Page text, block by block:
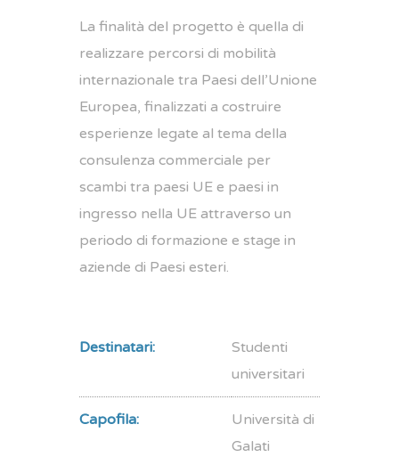
La finalità del progetto è quella di
realizzare percorsi di mobilità
internazionale tra Paesi dell’Unione
Europea, finalizzati a costruire
esperienze legate al tema della
consulenza commerciale per
scambi tra paesi UE e paesi in
ingresso nella UE attraverso un
periodo di formazione e stage in
aziende di Paesi esteri.
Destinatari:
Studenti
universitari
Capofila:
Università di
Galati